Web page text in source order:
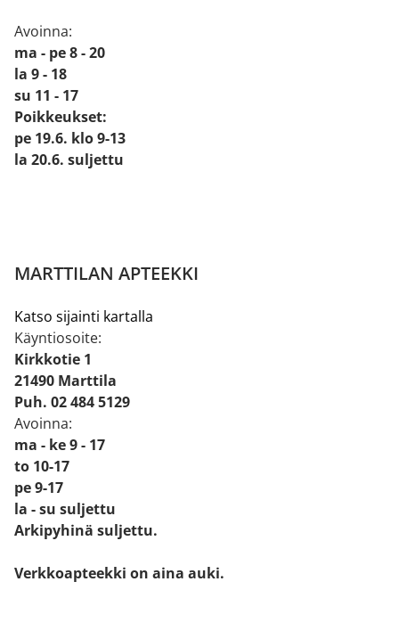
Avoinna:
ma - pe 8 - 20
la 9 - 18
su 11 - 17
Poikkeukset:
pe 19.6. klo 9-13
la 20.6. suljettu
MARTTILAN APTEEKKI
Katso sijainti kartalla
Käyntiosoite:
Kirkkotie 1
21490 Marttila
Puh. 02 484 5129
Avoinna:
ma - ke 9 - 17
to 10-17
pe 9-17
la - su suljettu
Arkipyhinä suljettu.
Verkkoapteekki on aina auki.